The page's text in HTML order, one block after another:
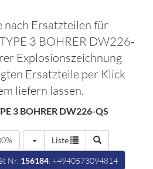
nach Ersatzteilen für
3 BOHRER DW226-
Explosionszeichnung
Ersatzteile per Klick
liefern lassen.
3 BOHRER DW226-QS
Liste
Nr. 156184: +4940573094814